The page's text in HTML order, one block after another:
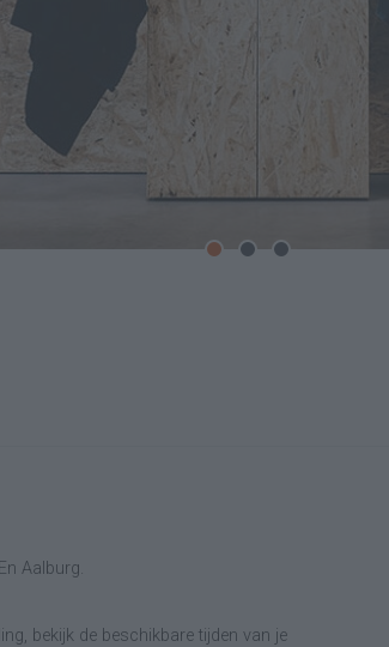
Aalburg.
bekijk de beschikbare tijden van je